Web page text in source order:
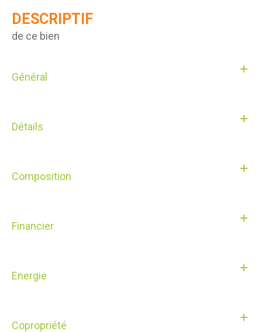
DESCRIPTIF
de ce bien
Général
Détails
Composition
Financier
Energie
Copropriété